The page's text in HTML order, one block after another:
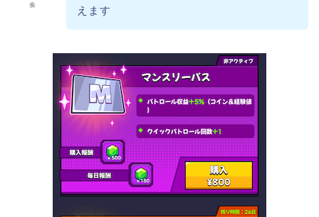
奏
えます